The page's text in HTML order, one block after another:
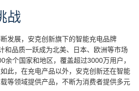
战
发展，安克创新旗下的智能充电品牌
和品质一跃成为北美、日本、欧洲等市场
余个国家和地区，覆盖超过3000万用户，
此，在充电产品以外，安克创新还在智能
等领域提供产品，不断为消费者提供多元